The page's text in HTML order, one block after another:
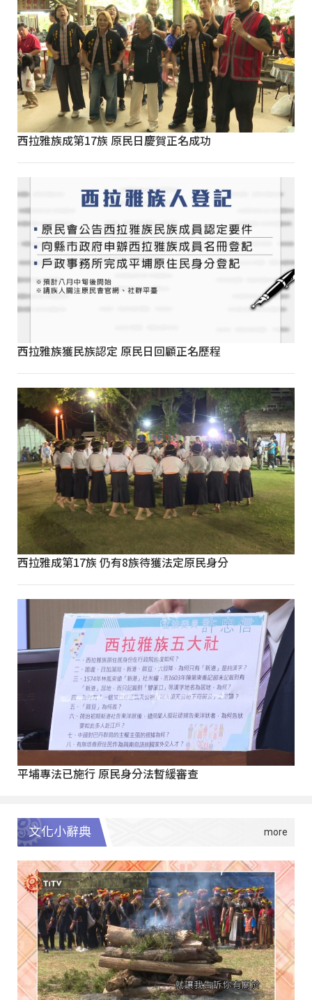
西拉雅族成第17族 原民日慶賀正名成功
西拉雅族獲民族認定 原民日回顧正名歷程
西拉雅成第17族 仍有8族待獲法定原民身分
平埔專法已施行 原民身分法暫緩審查
文化小辭典